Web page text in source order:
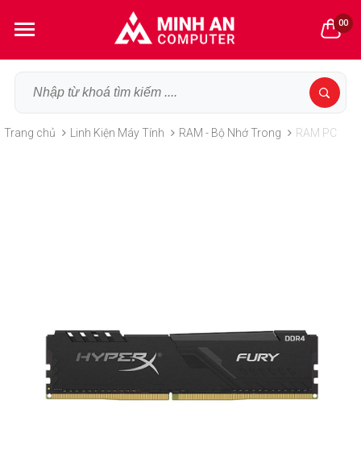
00
Trang chủ Linh Kiện Máy Tính RAM - Bộ Nhớ Trong RAM PC